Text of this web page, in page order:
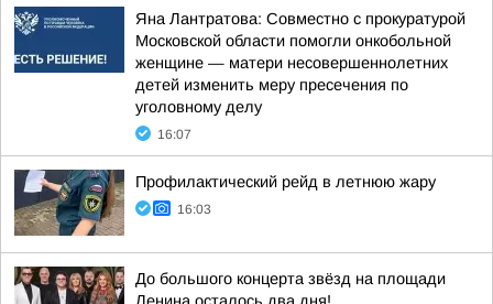
Яна Лантратова: Совместно с прокуратурой
Московской области помогли онкобольной
женщине — матери несовершеннолетних
детей изменить меру пресечения по
уголовному делу
16:07
Профилактический рейд в летнюю жару
16:03
До большого концерта звёзд на площади